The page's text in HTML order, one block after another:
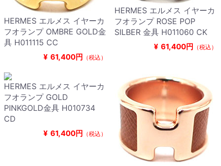
HERMES エルメス イヤーカ
フオランプ OMBRE GOLD金
具 H011115 CC
¥ 61,400円 （税込）
HERMES エルメス イヤーカ
フオランプ ROSE POP
SILBER 金具 H011060 CK
¥ 61,400円 （税込）
HERMES エルメス イヤーカ
フオランプ GOLD
PINKGOLD金具 H010734
CD
¥ 61,400円 （税込）